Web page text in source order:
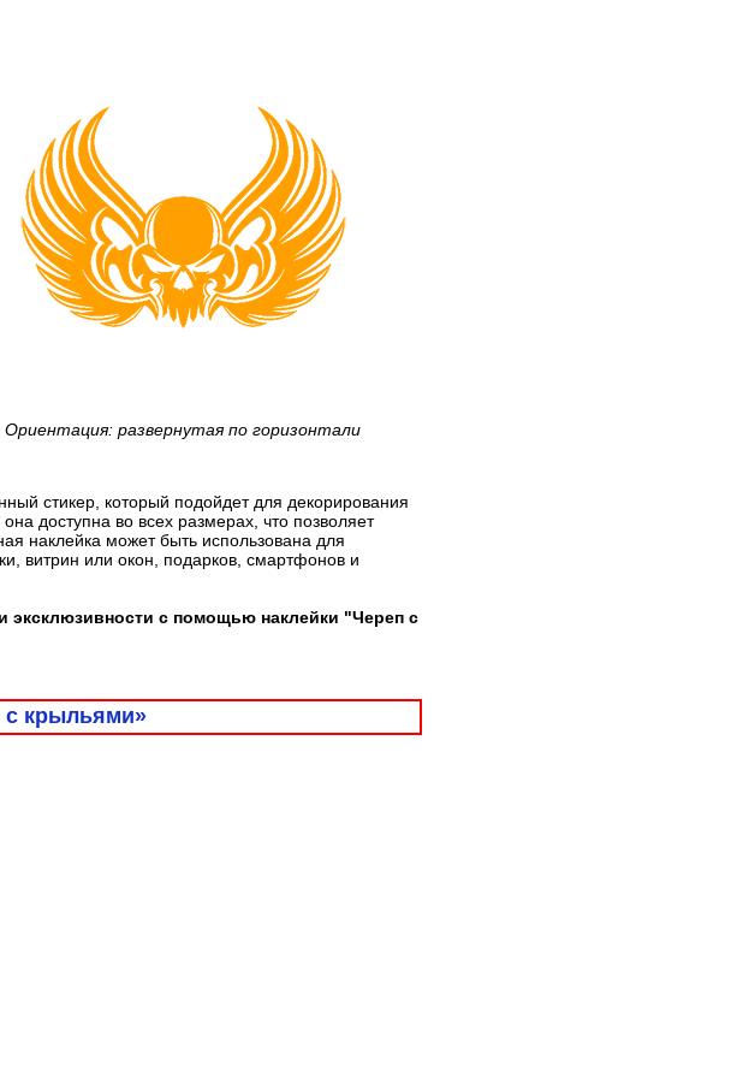
Ориентация: развернутая по горизонтали
стикер, который подойдет для декорирования
доступна во всех размерах, что позволяет
наклейка может быть использована для
витрин или окон, подарков, смартфонов и
эксклюзивности с помощью наклейки "Череп с
с крыльями»